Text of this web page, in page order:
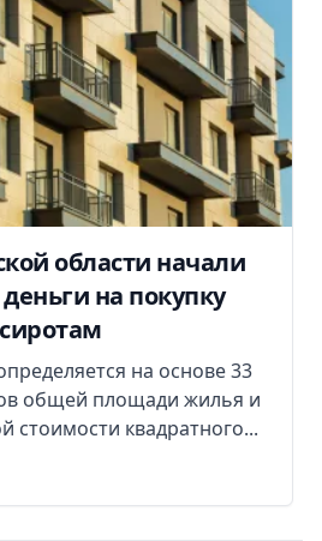
области начали
на покупку
на основе 33
общей площади жилья и
стоимости квадратного...